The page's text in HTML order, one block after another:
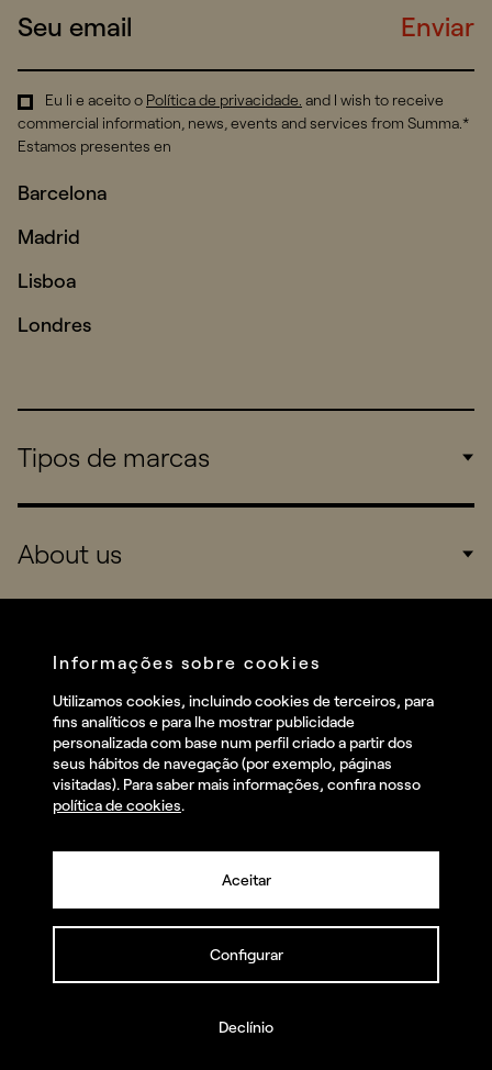
Enviar
Eu li e aceito o Política de privacidade. and I wish to receive
commercial information, news, events and services from Summa.*
Estamos presentes en
Barcelona
Madrid
Lisboa
Londres
Tipos de marcas
Consumers
Startups
About us
Services
Talent
Contact
Linkedin
Instagram
Facebook
© summa.es Todos os direitos reservados.
Informações sobre cookies
Utilizamos cookies, incluindo cookies de terceiros, para
fins analíticos e para lhe mostrar publicidade
personalizada com base num perfil criado a partir dos
seus hábitos de navegação (por exemplo, páginas
visitadas). Para saber mais informações, confira nosso
política de cookies.
Aceitar
Configurar
Declínio